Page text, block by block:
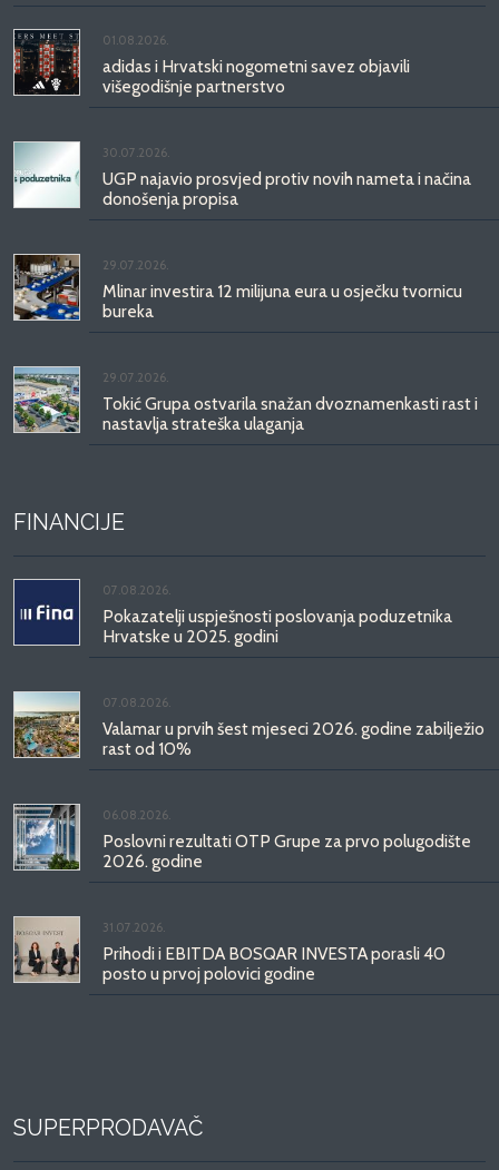
01.08.2026.
adidas i Hrvatski nogometni savez objavili
višegodišnje partnerstvo
30.07.2026.
UGP najavio prosvjed protiv novih nameta i načina
donošenja propisa
29.07.2026.
Mlinar investira 12 milijuna eura u osječku tvornicu
bureka
29.07.2026.
Tokić Grupa ostvarila snažan dvoznamenkasti rast i
nastavlja strateška ulaganja
FINANCIJE
07.08.2026.
Pokazatelji uspješnosti poslovanja poduzetnika
Hrvatske u 2025. godini
07.08.2026.
Valamar u prvih šest mjeseci 2026. godine zabilježio
rast od 10%
06.08.2026.
Poslovni rezultati OTP Grupe za prvo polugodište
2026. godine
31.07.2026.
Prihodi i EBITDA BOSQAR INVESTA porasli 40
posto u prvoj polovici godine
SUPERPRODAVAČ